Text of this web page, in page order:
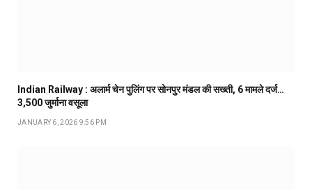
Indian Railway : अलार्म चेन पुलिंग पर सोनपुर मंडल की सख्ती, 6 मामले दर्ज…
₹3,500 जुर्माना वसूला
JANUARY 6, 2026 9:56 PM